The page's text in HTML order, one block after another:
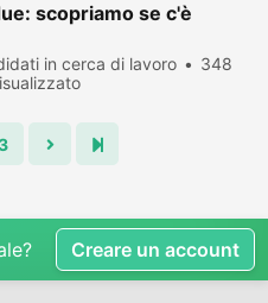
scopriamo se c'è
in cerca di lavoro
348
Creare un account